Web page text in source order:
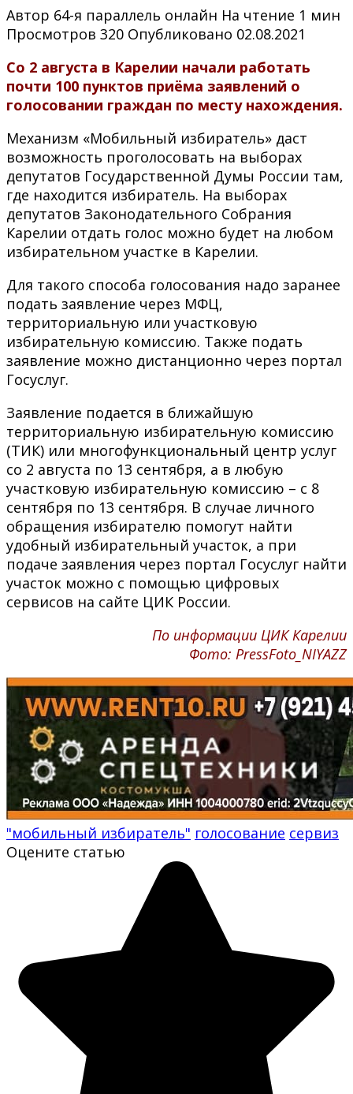
Автор 64-я параллель онлайн На чтение 1 мин
Просмотров 320 Опубликовано 02.08.2021
Со 2 августа в Карелии начали работать
почти 100 пунктов приёма заявлений о
голосовании граждан по месту нахождения.
Механизм «Мобильный избиратель» даст
возможность проголосовать на выборах
депутатов Государственной Думы России там,
где находится избиратель. На выборах
депутатов Законодательного Собрания
Карелии отдать голос можно будет на любом
избирательном участке в Карелии.
Для такого способа голосования надо заранее
подать заявление через МФЦ,
территориальную или участковую
избирательную комиссию. Также подать
заявление можно дистанционно через портал
Госуслуг.
Заявление подается в ближайшую
территориальную избирательную комиссию
(ТИК) или многофункциональный центр услуг
со 2 августа по 13 сентября, а в любую
участковую избирательную комиссию – с 8
сентября по 13 сентября. В случае личного
обращения избирателю помогут найти
удобный избирательный участок, а при
подаче заявления через портал Госуслуг найти
участок можно с помощью цифровых
сервисов на сайте ЦИК России.
По информации ЦИК Карелии
Фото: PressFoto_NIYAZZ
"мобильный избиратель" голосование сервиз
Оцените статью